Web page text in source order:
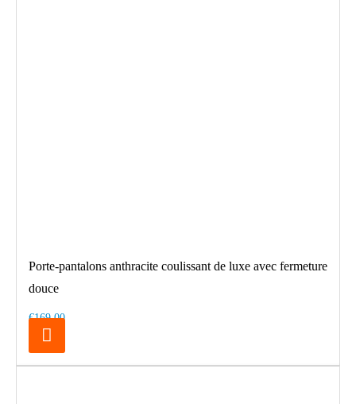
Porte-pantalons anthracite coulissant de luxe avec fermeture
douce
€169.00